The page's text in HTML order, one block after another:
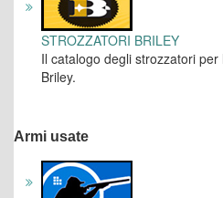
STROZZATORI BRILEY
Il catalogo degli strozzatori
Briley.
Armi usate